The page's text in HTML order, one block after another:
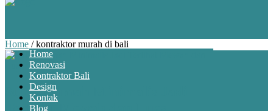
Home
Renovasi
Kontraktor Bali
Design
Kontak
Blog
Home /kontraktor murah di bali
Sulap Rumah Minimalis Jadi